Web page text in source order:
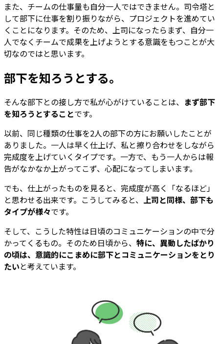
また、チームの仕事量も自分一人ではできません。司令塔と
して部下に仕事を割り振りながら、プロジェクトを進めてい
くことになります。そのため、上司になったらまず、自分一
人でなくチームで成果を上げようとする意識をもつことが大
切なのではと思います。
部下を知ろうとする。
そんな部下との接し方で私が心がけていることは、 まず部下
を知ろうとすることです。
以前、同じ種類の仕事を2人の部下の方にお願いしたことが
ありました。一人は早く仕上げ、私と擦り合わせをしながら
完成度を上げていくタイプです。一方で、もう一人からは報
告がなかなか上がってこず、心配になってしまいます。
でも、仕上がったものを見ると、完成度が高く「なるほど」
と思わせる出来です。こうしてみると、 上司と同様、部下も
タイプが様々です。
そして、こうした特性は日頃のコミュニケーションの中で分
かってくるもの。そのため日頃から、 特に、異動したばかり
の頃は、意識的にこまめに部下とコミュニケーションをとり
たいと考えています。